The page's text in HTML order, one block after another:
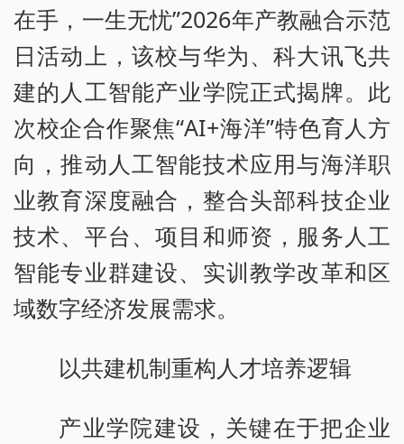
在手，一生无忧”2026年产教融合示范
日活动上，该校与华为、科大讯飞共
建的人工智能产业学院正式揭牌。此
次校企合作聚焦“AI+海洋”特色育人方
向，推动人工智能技术应用与海洋职
业教育深度融合，整合头部科技企业
技术、平台、项目和师资，服务人工
智能专业群建设、实训教学改革和区
域数字经济发展需求。
以共建机制重构人才培养逻辑
产业学院建设，关键在于把企业